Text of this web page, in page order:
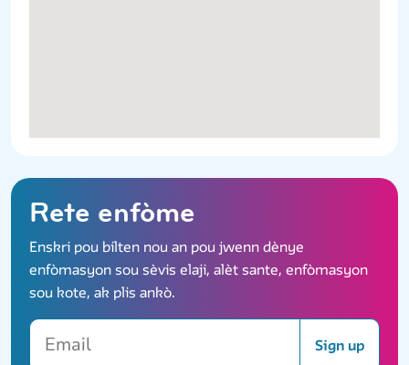
Rete enfòme
Enskri pou bilten nou an pou jwenn dènye
enfòmasyon sou sèvis elaji, alèt sante, enfòmasyon
sou kote, ak plis ankò.
Email
Sign up